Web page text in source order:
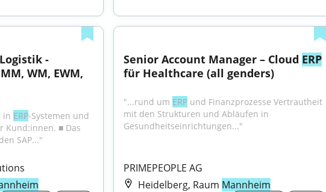
-
WM, EWM,
in ERP-Systemen und
Kund:innen. ■ Das
SAP..."
Senior Account Manager – Cloud ERP
für Healthcare (all genders)
"...rund um ERP und Finanzprozesse Vertrautheit
mit den Strukturen und Abläufen in
Gesundheitseinrichtungen..."
PRIMEPEOPLE AG
Heidelberg, Raum Mannheim